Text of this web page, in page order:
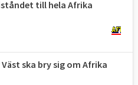
till hela Afrika
ska bry sig om Afrika